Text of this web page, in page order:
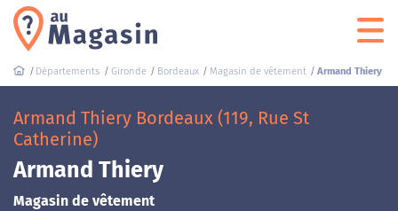
Départements Gironde Bordeaux Magasin de vêtement Armand Thiery
Armand Thiery Bordeaux (119, Rue St
Catherine)
Armand Thiery
Magasin de vêtement